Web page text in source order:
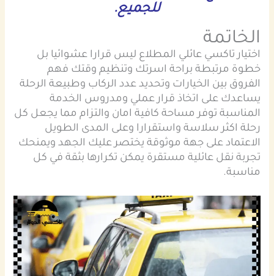
للجميع.
الخاتمة
اختيار تاكسي عائلي المطلاع ليس قرارا عشوائيا بل
خطوة مرتبطة براحة اسرتك وتنظيم وقتك فهم
الفروق بين الخيارات وتحديد عدد الركاب وطبيعة الرحلة
يساعدك على اتخاذ قرار عملي ومدروس الخدمة
المناسبة توفر مساحة كافية امان والتزام مما يجعل كل
رحلة اكثر سلاسة واستقرارا وعلى المدى الطويل
الاعتماد على جهة موثوقة يختصر عليك الجهد ويمنحك
تجربة نقل عائلية مستقرة يمكن تكرارها بثقة في كل
مناسبة.